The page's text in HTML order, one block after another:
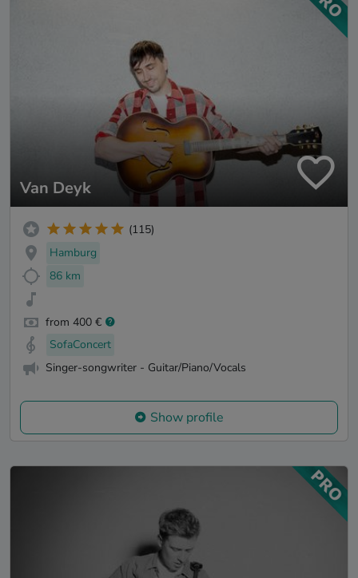
Van Deyk
(115)
Hamburg
86 km
from 400 €
SofaConcert
Singer-songwriter - Guitar/Piano/Vocals
Show profile